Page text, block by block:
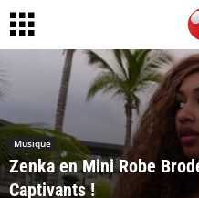
Musique
Zenka en Mini Robe
Captivants !